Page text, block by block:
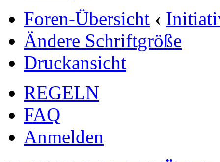
Foren-Übersicht ‹
Ändere Schriftgröße
Druckansicht
REGELN
FAQ
Anmelden